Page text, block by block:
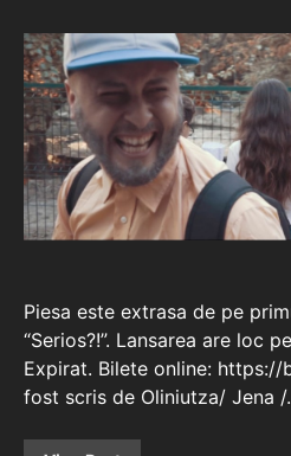
Piesa este extrasa de pe
“Serios?!”. Lansarea are loc
Expirat. Bilete online: https://
fost scris de Oliniutza/ Jena